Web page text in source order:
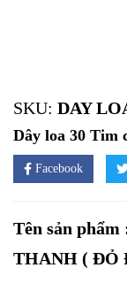
SKU: DAY
Dây loa 30 Tim
Facebook
Tên sản
THANH ( ĐỎ